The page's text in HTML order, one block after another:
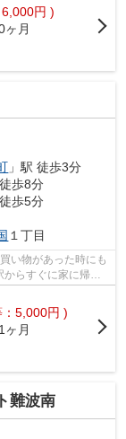
円 )
ヶ月
」駅 徒歩3分
歩8分
歩5分
１丁目
い物があった時にも
らすぐに家に帰る
5,000円 )
1ヶ月
難波南